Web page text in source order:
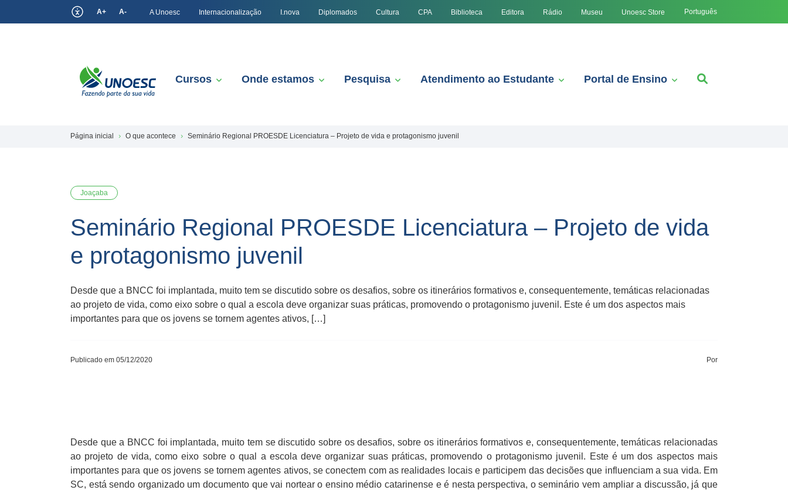
A+ A- A Unoesc Internacionalização I.nova Diplomados Cultura CPA Biblioteca Editora Rádio Museu Unoesc Store Português
Cursos Onde estamos Pesquisa Atendimento ao Estudante Portal de Ensino
Página inicial O que acontece Seminário Regional PROESDE Licenciatura – Projeto de vida e protagonismo juvenil
Joaçaba
Seminário Regional PROESDE Licenciatura – Projeto de vida
e protagonismo juvenil
Desde que a BNCC foi implantada, muito tem se discutido sobre os desafios, sobre os itinerários formativos e, consequentemente, temáticas relacionadas
ao projeto de vida, como eixo sobre o qual a escola deve organizar suas práticas, promovendo o protagonismo juvenil. Este é um dos aspectos mais
importantes para que os jovens se tornem agentes ativos, […]
Publicado em 05/12/2020 Por
Desde que a BNCC foi implantada, muito tem se discutido sobre os desafios, sobre os itinerários formativos e, consequentemente, temáticas relacionadas
ao projeto de vida, como eixo sobre o qual a escola deve organizar suas práticas, promovendo o protagonismo juvenil. Este é um dos aspectos mais
importantes para que os jovens se tornem agentes ativos, se conectem com as realidades locais e participem das decisões que influenciam a sua vida. Em
SC, está sendo organizado um documento que vai nortear o ensino médio catarinense e é nesta perspectiva, o seminário vem ampliar a discussão, já que